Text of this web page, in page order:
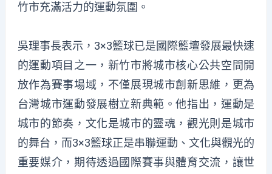
竹市充滿活力的運動氛圍。
吳理事長表示，3×3籃球已是國際籃壇發展最快速
的運動項目之一，新竹市將城市核心公共空間開
放作為賽事場域，不僅展現城市創新思維，更為
台灣城市運動發展樹立新典範。他指出，運動是
城市的節奏，文化是城市的靈魂，觀光則是城市
的舞台，而3×3籃球正是串聯運動、文化與觀光的
重要媒介，期待透過國際賽事與體育交流，讓世